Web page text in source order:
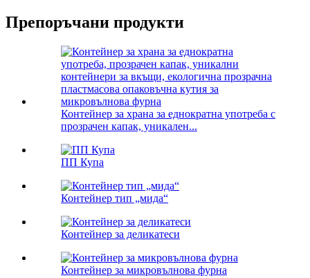
Препоръчани продукти
Контейнер за храна за еднократна употреба с
прозрачен капак, уникален...
ПП Купа
Контейнер тип „мида“
Контейнер за деликатеси
Контейнер за микровълнова фурна